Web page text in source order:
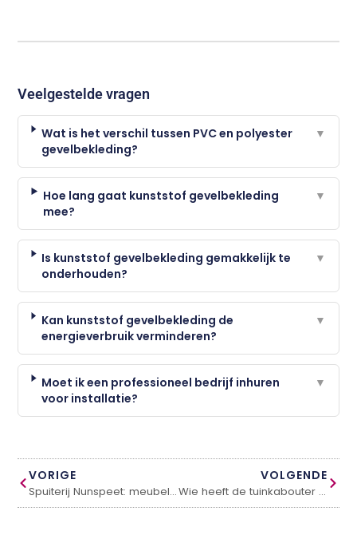
Veelgestelde vragen
Wat is het verschil tussen PVC en polyester
gevelbekleding?
▼
Hoe lang gaat kunststof gevelbekleding
mee?
▼
Is kunststof gevelbekleding gemakkelijk te
onderhouden?
▼
Kan kunststof gevelbekleding de
energieverbruik verminderen?
▼
Moet ik een professioneel bedrijf inhuren
voor installatie?
▼
VORIGE
Spuiterij Nunspeet: meubels weer als nieuw
VOLGENDE
Wie heeft de tuinkabouter bedacht?